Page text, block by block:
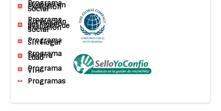
Programa
Mujeres en
Exclusión
Social
Programa
prevención
del riesgo
avanzado de
exclusión
social
Programa
Sin Hogar
Programa
Tercera
Edad
Programa
VIH
Programas